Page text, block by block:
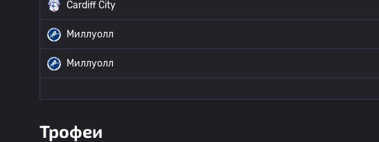
Cardiff City
Миллуолл
Миллуолл
Трофеи